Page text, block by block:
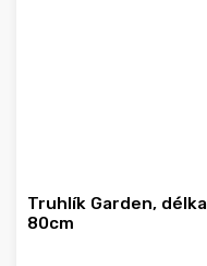
Truhlík Garden, délka
80cm